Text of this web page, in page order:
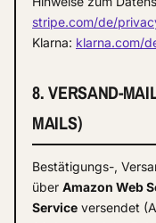
stripe.com/de/
Klarna: klarna.com/
8. VERSAND-
MAILS)
Bestätigungs-,
über Amazon Web
Service versendet